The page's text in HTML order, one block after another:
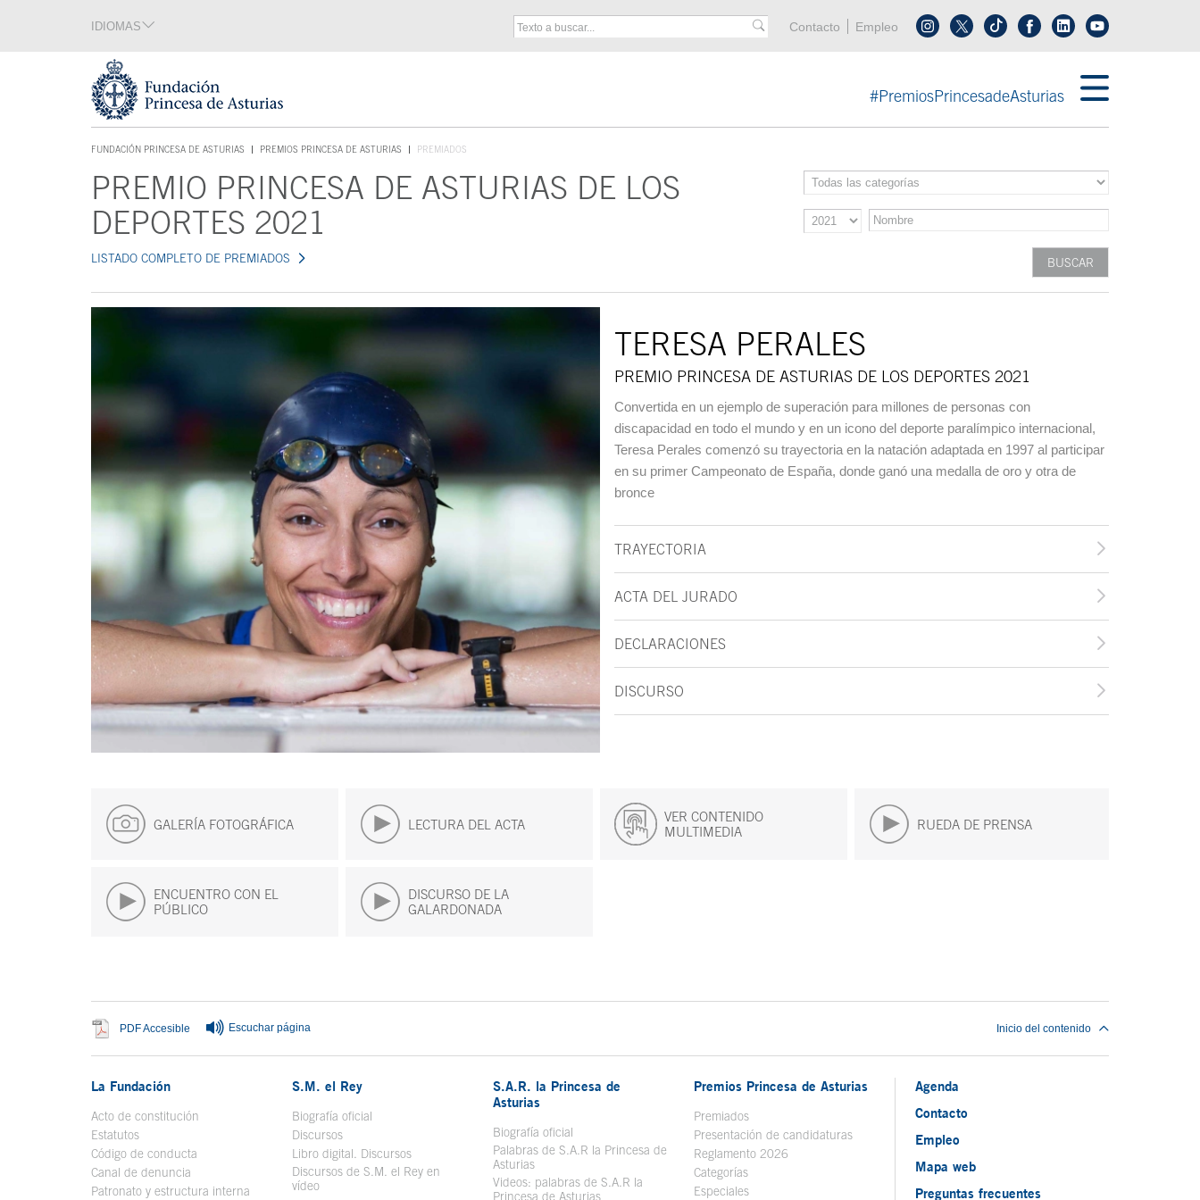
Tecla de acceso 1
IDIOMAS Menú cabecera
Contacto Empleo Síguenos en tiktokSíguenos en linkedin
#PremiosPrincesadeAsturias
FUNDACIÓN PRINCESA DE ASTURIAS
TECLA DE ACCESO 1
PREMIOS PRINCESA DE ASTURIAS PREMIADOS
Contenido principalPREMIO PRINCESA DE ASTURIAS DE LOS
DEPORTES 2021
LISTADO COMPLETO DE PREMIADOS
TERESA PERALES
PREMIO PRINCESA DE ASTURIAS DE LOS DEPORTES 2021
Convertida en un ejemplo de superación para millones de personas con
discapacidad en todo el mundo y en un icono del deporte paralímpico internacional,
Teresa Perales comenzó su trayectoria en la natación adaptada en 1997 al participar
en su primer Campeonato de España, donde ganó una medalla de oro y otra de
bronce
TRAYECTORIA
ACTA DEL JURADO
DECLARACIONES
DISCURSO
GALERÍA FOTOGRÁFICA LECTURA DEL ACTA
VER CONTENIDO
MULTIMEDIA
RUEDA DE PRENSA
ENCUENTRO CON EL
PÚBLICO
DISCURSO DE LA
GALARDONADA
PDF Accesible Se abre en ventana nueva
Escuchar página Inicio del contenido
La Fundación
Acto de constitución
Estatutos
Código de conducta
Canal de denuncia
Patronato y estructura interna
S.M. el Rey
Biografía oficial
Discursos
Libro digital. DiscursosSe abre en ventana nueva
Discursos de S.M. el Rey en
vídeoSe abre en ventana nueva
S.A.R. la Princesa de
Asturias
Biografía oficial Se abre en ventana nueva
Palabras de S.A.R la Princesa de
Asturias
Videos: palabras de S.A.R la
Princesa de Asturias
Premios Princesa de Asturias
Premiados
Presentación de candidaturas
Reglamento 2026
Categorías
Especiales
Agenda
Contacto
Empleo
Mapa web
Preguntas frecuentes